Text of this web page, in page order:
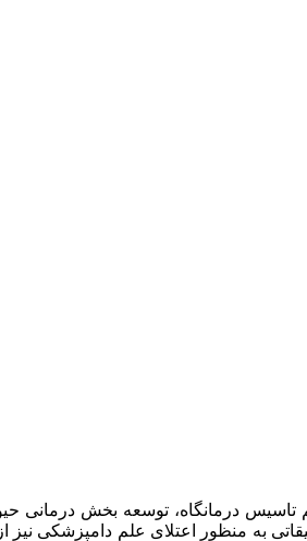
در سال ۱۳۹۷ افتتاح گردید . از اهداف مهم تاسیس
به منظور اعتلای علم دامپزشکی